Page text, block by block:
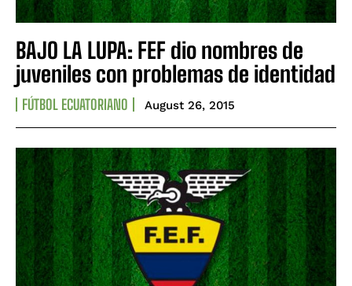
BAJO LA LUPA: FEF dio nombres de
juveniles con problemas de identidad
FÚTBOL ECUATORIANO August 26, 2015